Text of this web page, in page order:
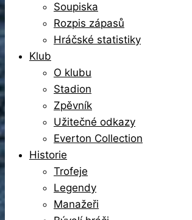
Soupiska
Rozpis zápasů
Hráčské statistiky
Klub
O klubu
Stadion
Zpěvník
Užitečné odkazy
Everton Collection
Historie
Trofeje
Legendy
Manažeři